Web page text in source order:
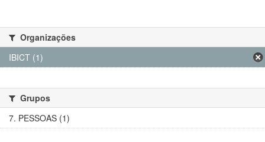
Organizações
IBICT (1)
Grupos
7. PESSOAS (1)